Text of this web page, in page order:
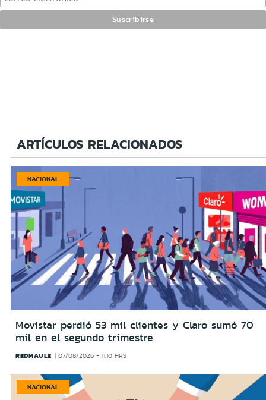
ARTÍCULOS RELACIONADOS
NACIONAL
Movistar perdió 53 mil clientes y Claro sumó 70
mil en el segundo trimestre
REDMAULE 07/08/2026 - 11:10 HRS
NACIONAL